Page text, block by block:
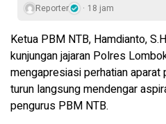
Reporter 18 jam
Ketua PBM NTB, Hamdianto,
kunjungan jajaran Polres
mengapresiasi perhatian aparat
turun langsung mendengar
pengurus PBM NTB.